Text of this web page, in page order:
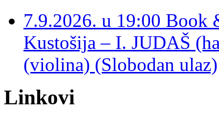
7.9.2026. u 19:00 Book
Kustošija – I. JUDAŠ
(violina) (Slobodan ulaz)
Linkovi